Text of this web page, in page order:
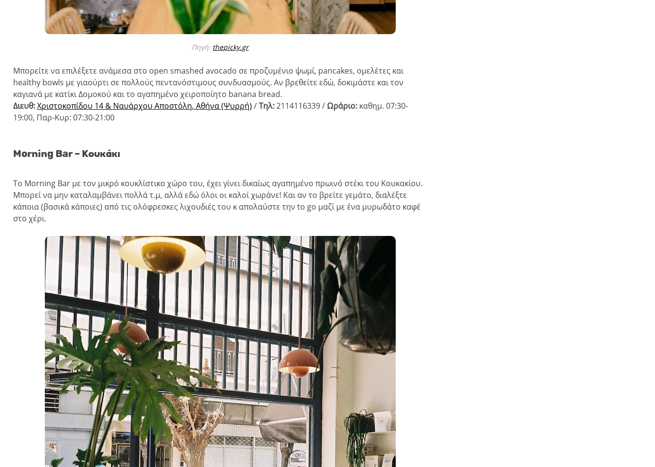
Πηγή: thepicky.gr
Μπορείτε να επιλέξετε ανάμεσα στο open smashed avocado σε προζυμένιο ψωμί, pancakes, ομελέτες και
healthy bowls με γιαούρτι σε πολλούς πεντανόστιμους συνδυασμούς. Αν βρεθείτε εδώ, δοκιμάστε και τον
καγιανά με κατίκι Δομοκού και το αγαπημένο χειροποίητο banana bread.
Διευθ:Χριστοκοπίδου 14 & Ναυάρχου Αποστόλη, Αθήνα (Ψυρρή) /Τηλ:2114116339 /Ωράριο:καθημ. 07:30-
19:00, Παρ-Κυρ: 07:30-21:00
Morning Bar – Κουκάκι
Το Morning Bar με τον μικρό κουκλίστικο χώρο του, έχει γίνει δικαίως αγαπημένο πρωινό στέκι του Κουκακίου.
Μπορεί να μην καταλαμβάνει πολλά τ.μ, αλλά εδώ όλοι οι καλοί χωράνε! Και αν το βρείτε γεμάτο, διαλέξτε
κάποια (βασικά κάποιες) από τις ολόφρεσκες λιχουδιές του κ απολαύστε την to go μαζί με ένα μυρωδάτο καφέ
στο χέρι.